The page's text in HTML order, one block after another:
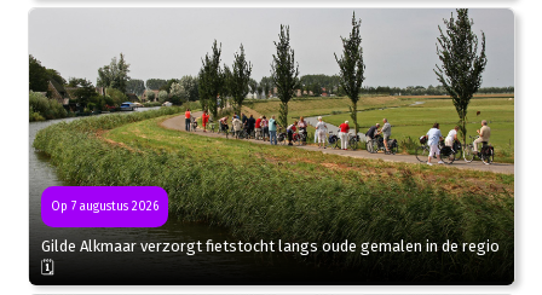
Op 7 augustus 2026
Gilde Alkmaar verzorgt fietstocht langs oude gemalen in de regio
🗓